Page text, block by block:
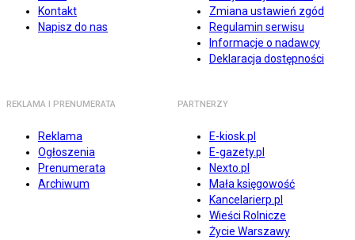
Kontakt
Napisz do nas
Zmiana ustawień zgód
Regulamin serwisu
Informacje o nadawcy
Deklaracja dostępności
REKLAMA I PRENUMERATA
Reklama
Ogłoszenia
Prenumerata
Archiwum
PARTNERZY
E-kiosk.pl
E-gazety.pl
Nexto.pl
Mała księgowość
Kancelarierp.pl
Wieści Rolnicze
Życie Warszawy